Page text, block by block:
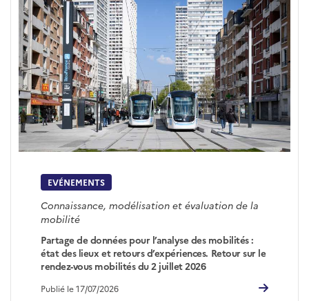
EVÉNEMENTS
Connaissance, modélisation et évaluation de la
mobilité
Partage de données pour l’analyse des mobilités :
état des lieux et retours d’expériences. Retour sur le
rendez-vous mobilités du 2 juillet 2026
Publié le 17/07/2026